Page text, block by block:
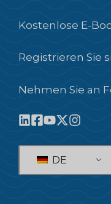
Kostenlose E-
Registrieren Sie
Nehmen Sie an
DE